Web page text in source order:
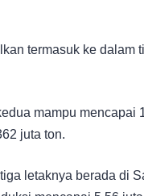
termasuk ke dalam
mampu mencapai
juta ton.
letaknya berada di